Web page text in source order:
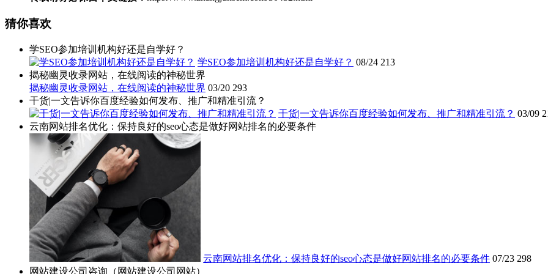
猜你喜欢
学SEO参加培训机构好还是自学好？
学SEO参加培训机构好还是自学好？ 08/24 213
揭秘幽灵收录网站，在线阅读的神秘世界
揭秘幽灵收录网站，在线阅读的神秘世界 03/20 293
干货|一文告诉你百度经验如何发布、推广和精准引流？
干货|一文告诉你百度经验如何发布、推广和精准引流？ 03/09
云南网站排名优化：保持良好的seo心态是做好网站排名的必要条件
云南网站排名优化：保持良好的seo心态是做好网站排名的必要条件 07/23 298
网站建设公司咨询（网站建设公司网站）